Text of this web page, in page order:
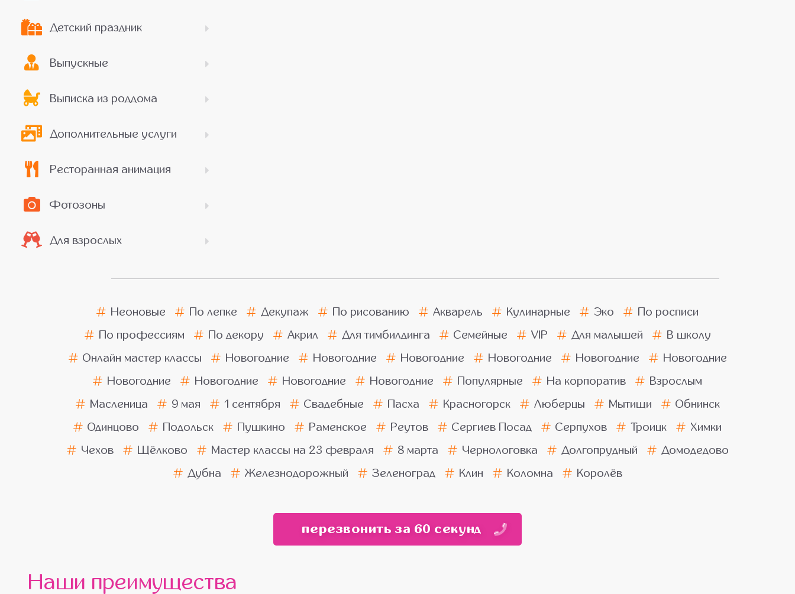
Детский праздник
Выпускные
Выписка из роддома
Дополнительные услуги
Ресторанная анимация
Фотозоны
Для взрослых
Неоновые По лепке Декупаж По рисованию Акварель Кулинарные Эко
По росписи
По профессиям
По декору Акрил Для тимбилдинга Семейные VIP Для малышей
В школу
Онлайн мастер классы
Новогодние Новогодние Новогодние Новогодние Новогодние
Новогодние
Новогодние
Новогодние Новогодние Новогодние Популярные На корпоратив
Взрослым
Масленица
9 мая 1 сентября Свадебные Пасха Красногорск Люберцы Мытищи
Обнинск
Одинцово
Подольск Пушкино Раменское Реутов Сергиев Посад Серпухов Троицк
Химки
Чехов
Щёлково Мастер классы на 23 февраля 8 марта Чернологовка Долгопрудный
Домодедово
Дубна
Железнодорожный Зеленоград Клин Коломна Королёв
перезвонить за 60 секунд
Наши преимущества